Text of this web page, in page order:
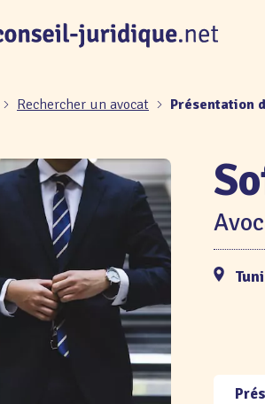
Rechercher un avocat Présentation